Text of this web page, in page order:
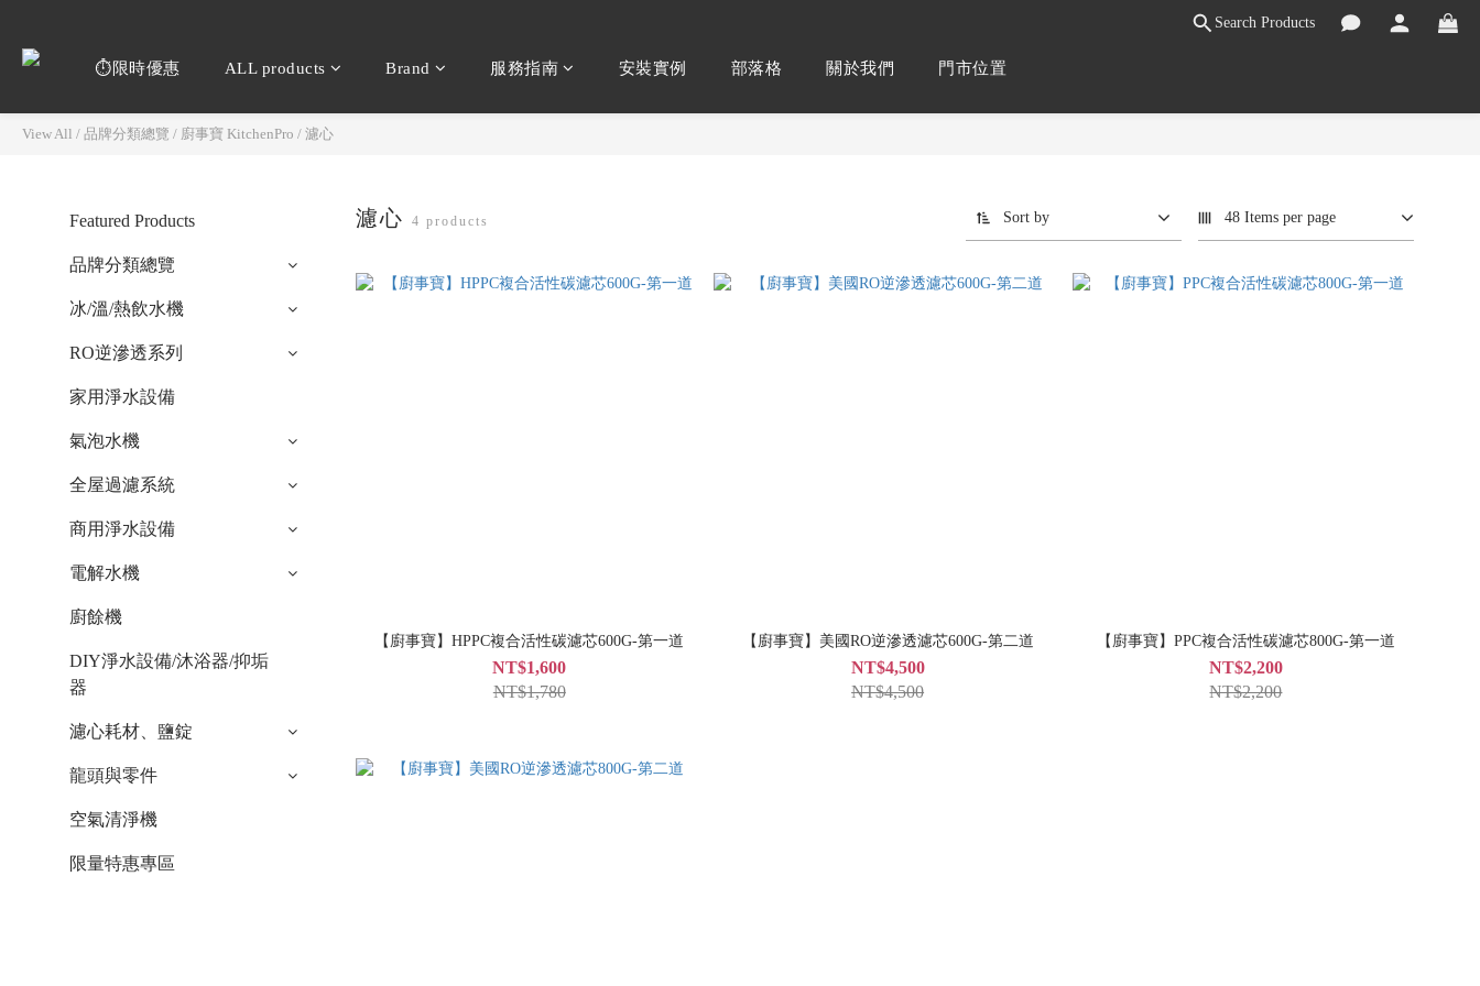
Search Products
⏱️限時優惠 ALL products Brand 服務指南 安裝實例 部落格 關於我們 門市位置
View All / 品牌分類總覽 / 廚事寶 KitchenPro / 濾心
Featured Products
品牌分類總覽
冰/溫/熱飲水機
RO逆滲透系列
家用淨水設備
氣泡水機
全屋過濾系統
商用淨水設備
電解水機
廚餘機
DIY淨水設備/沐浴器/抑垢
器
濾心耗材、鹽錠
龍頭與零件
空氣清淨機
限量特惠專區
濾心4 products Sort by 48 Items per page
【廚事寶】HPPC複合活性碳濾芯600G-第一道
NT$1,600
NT$1,780
【廚事寶】美國RO逆滲透濾芯600G-第二道
NT$4,500
NT$4,500
【廚事寶】PPC複合活性碳濾芯800G-第一道
NT$2,200
NT$2,200